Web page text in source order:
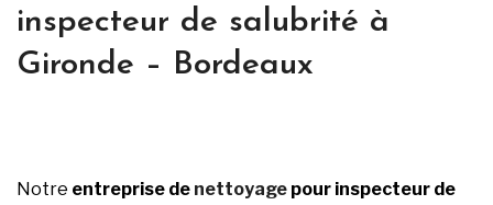
inspecteur de salubrité à
Gironde – Bordeaux
Notre entreprise de nettoyage pour inspecteur de